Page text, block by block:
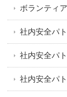
ボランティ
社内安全パ
社内安全パ
社内安全パ